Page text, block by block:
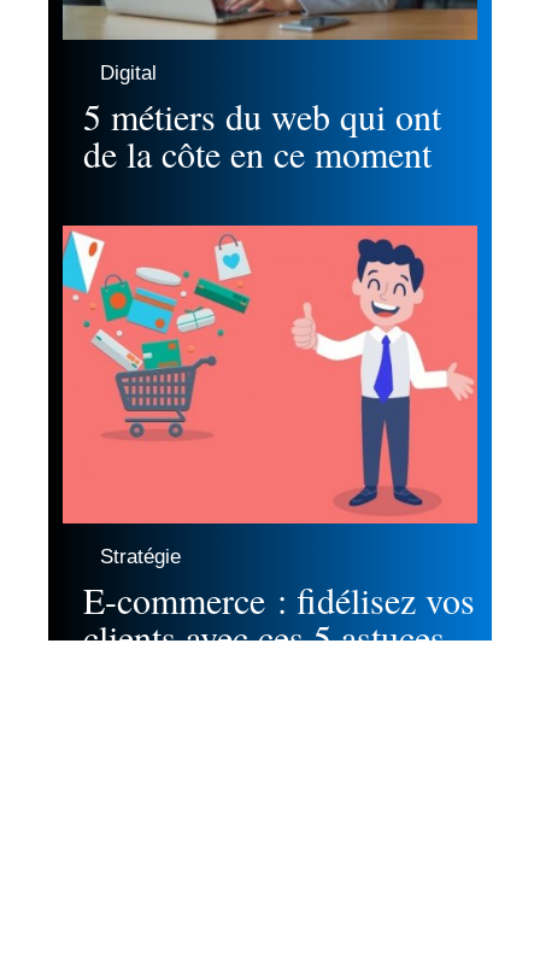
Digital
5 métiers du web qui ont
de la côte en ce moment
Stratégie
E-commerce : fidélisez vos
clients avec ces 5 astuces